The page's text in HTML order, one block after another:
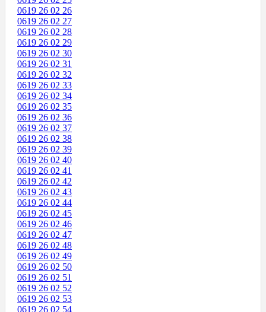
0619 26 02 26
0619 26 02 27
0619 26 02 28
0619 26 02 29
0619 26 02 30
0619 26 02 31
0619 26 02 32
0619 26 02 33
0619 26 02 34
0619 26 02 35
0619 26 02 36
0619 26 02 37
0619 26 02 38
0619 26 02 39
0619 26 02 40
0619 26 02 41
0619 26 02 42
0619 26 02 43
0619 26 02 44
0619 26 02 45
0619 26 02 46
0619 26 02 47
0619 26 02 48
0619 26 02 49
0619 26 02 50
0619 26 02 51
0619 26 02 52
0619 26 02 53
0619 26 02 54